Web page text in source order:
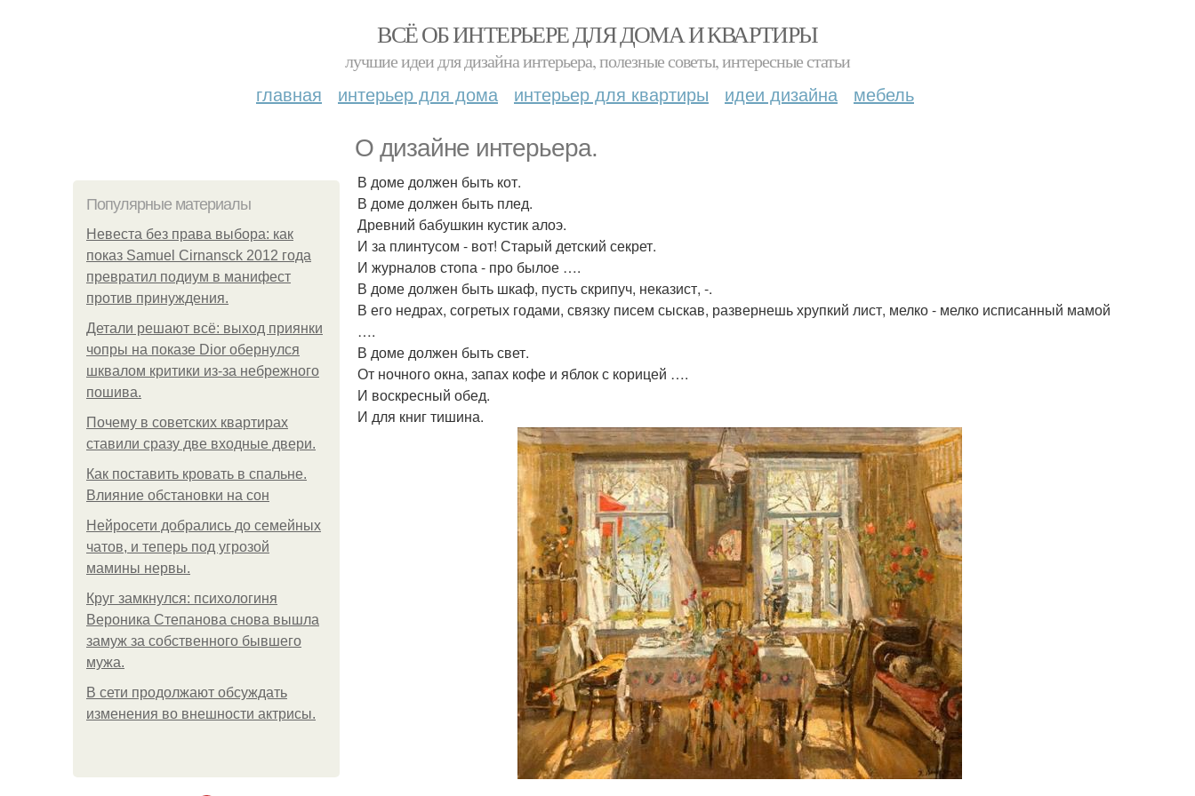
ВСЁ ОБ ИНТЕРЬЕРЕ ДЛЯ ДОМА И КВАРТИРЫ
лучшие идеи для дизайна интерьера, полезные советы, интересные статьи
главная интерьер для дома интерьер для квартиры идеи дизайна мебель
О дизайне интерьера.
Популярные материалы
Невеста без права выбора: как
показ Samuel Cirnansck 2012 года
превратил подиум в манифест
против принуждения.
Детали решают всё: выход приянки
чопры на показе Dior обернулся
шквалом критики из-за небрежного
пошива.
Почему в советских квартирах
ставили сразу две входные двери.
Как поставить кровать в спальне.
Влияние обстановки на сон
Нейросети добрались до семейных
чатов, и теперь под угрозой
мамины нервы.
Круг замкнулся: психологиня
Вероника Степанова снова вышла
замуж за собственного бывшего
мужа.
В сети продолжают обсуждать
изменения во внешности актрисы.
В доме должен быть кот.
В доме должен быть плед.
Древний бабушкин кустик алоэ.
И за плинтусом - вот! Старый детский секрет.
И журналов стопа - про былое ….
В доме должен быть шкаф, пусть скрипуч, неказист, -.
В его недрах, согретых годами, связку писем сыскав, развернешь хрупкий лист, мелко - мелко исписанный мамой
….
В доме должен быть свет.
От ночного окна, запах кофе и яблок с корицей ….
И воскресный обед.
И для книг тишина.